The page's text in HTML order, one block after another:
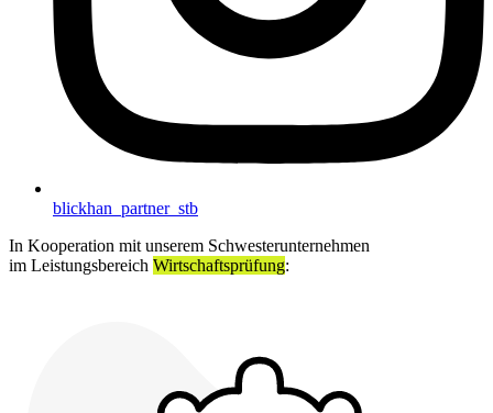
blickhan_partner_stb
In Kooperation mit unserem Schwesterunternehmen
im Leistungsbereich Wirtschaftsprüfung: